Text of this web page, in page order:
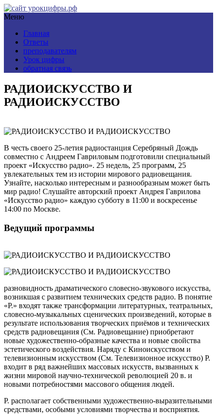
Меню
Главная
Ответы
преподавателям
Урок цифры
обратная связь
РАДИОИСКУССТВО И
РАДИОИСКУССТВО
В честь своего 25-летия радиостанция Серебряный Дождь
совместно с Андреем Гавриловым подготовили специальный
проект «Искусство радио». 25 недель, 25 программ, 25
увлекательных тем из истории мирового радиовещания.
Узнайте, насколько интересным и разнообразным может быть
мир радио! Слушайте авторский проект Андрея Гаврилова
«Искусство радио» каждую субботу в 11:00 и воскресенье
14:00 по Москве.
Ведущий программы
разновидность драматического словесно-звукового искусства,
возникшая с развитием технических средств радио. В понятие
«Р.» входят также трансформации литературных, театральных,
словесно-музыкальных сценических произведений, которые в
результате использования творческих приёмов и технических
средств радиовещания (См. Радиовещание) приобретают
новые художественно-образные качества и новые свойства
эстетического воздействия. Наряду с Киноискусством и
телевизионным искусством (См. Телевизионное искусство) Р.
входит в ряд важнейших массовых искусств, вызванных к
жизни мировой научно-технической революцией 20 в. и
новыми потребностями массового общения людей.
Р. располагает собственными художественно-выразительными
средствами, особыми условиями творчества и восприятия.